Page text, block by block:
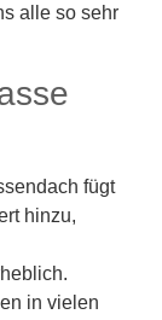
alle so sehr
fügt
hinzu,
in vielen